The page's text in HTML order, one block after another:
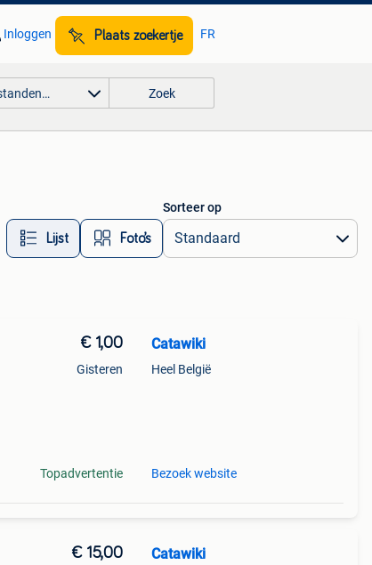
Inloggen Plaats zoekertje FR
Zoek
Lijst Foto’s
Sorteer op
€ 1,00
Gisteren
Topadvertentie
Catawiki
Heel België
Bezoek website
€ 15,00 Catawiki